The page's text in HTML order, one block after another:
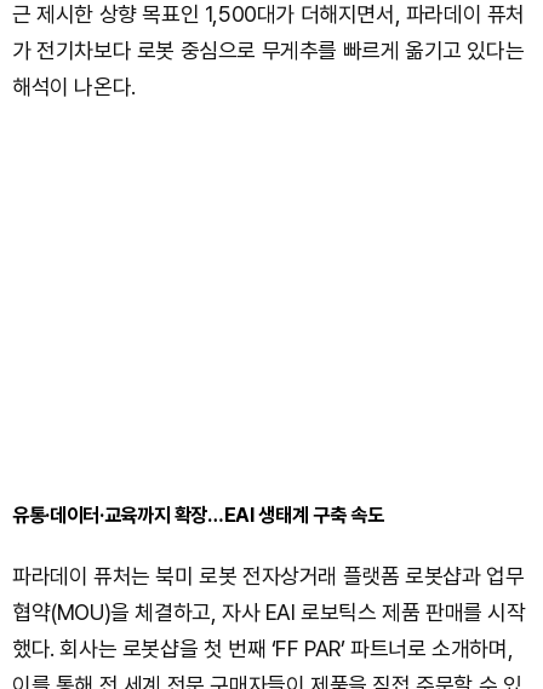
근 제시한 상향 목표인 1,500대가 더해지면서, 파라데이 퓨처
가 전기차보다 로봇 중심으로 무게추를 빠르게 옮기고 있다는
해석이 나온다.
유통·데이터·교육까지 확장…EAI 생태계 구축 속도
파라데이 퓨처는 북미 로봇 전자상거래 플랫폼 로봇샵과 업무
협약(MOU)을 체결하고, 자사 EAI 로보틱스 제품 판매를 시작
했다. 회사는 로봇샵을 첫 번째 ‘FF PAR’ 파트너로 소개하며,